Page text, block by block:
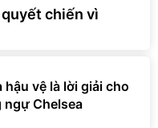
chiến vì
hậu vệ là lời giải cho
ngự Chelsea